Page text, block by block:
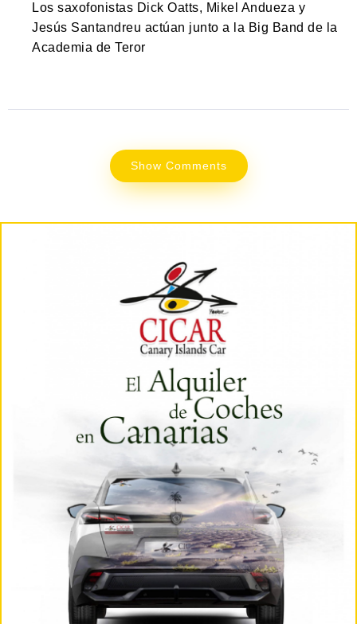
Los saxofonistas Dick Oatts, Mikel Andueza y
Jesús Santandreu actúan junto a la Big Band de la
Academia de Teror
Show Comments